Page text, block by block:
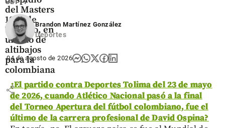
del Masters
1000 de
Toronto, en
un año de
altibajos
para la
colombiana
share
Brandon Martínez González
Deportes
04 de agosto de 2026
¿El partido contra Deportes Tolima del 23 de mayo
de 2026, cuando Atlético Nacional pasó a la final
del Torneo Apertura del fútbol colombiano, fue el
último de la carrera profesional de David Ospina?